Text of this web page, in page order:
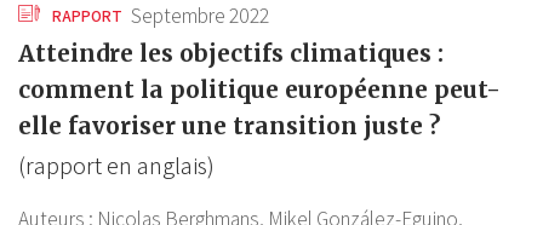
RAPPORT Septembre 2022
Atteindre les objectifs climatiques :
comment la politique européenne peut-
elle favoriser une transition juste ?
(rapport en anglais)
Auteurs : Nicolas Berghmans, Mikel González-Eguino,